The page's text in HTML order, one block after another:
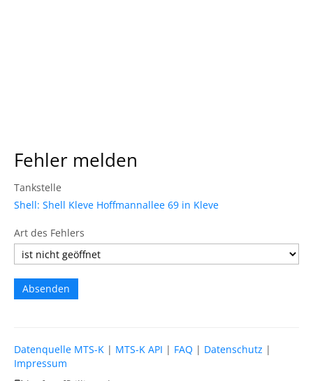
Fehler melden
Tankstelle
Shell: Shell Kleve Hoffmannallee 69 in Kleve
Art des Fehlers
Datenquelle MTS-K | MTS-K API | FAQ | Datenschutz |
Impressum